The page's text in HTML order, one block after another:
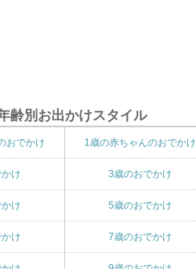
齢別お出かけスタイル
おでかけ 1歳の赤ちゃんのおでかけ
け 3歳のおでかけ
け 5歳のおでかけ
け 7歳のおでかけ